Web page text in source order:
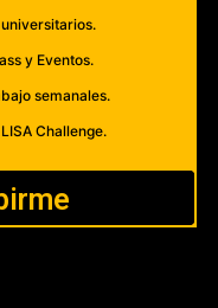
y Eventos.
semanales.
Challenge.